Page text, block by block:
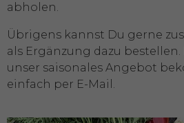
abholen.
Übrigens kannst Du gerne
als Ergänzung dazu
unser saisonales Angebot
einfach per E-Mail.